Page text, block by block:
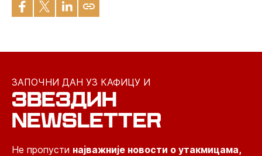
ЗАПОЧНИ ДАН УЗ КАФИЦУ И
ЗВЕЗДИН
NEWSLETTER
Не пропусти најважније новости о утакмицама,